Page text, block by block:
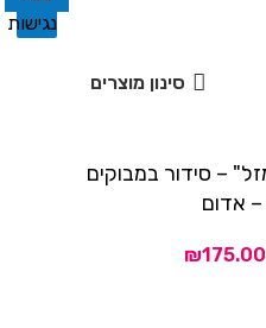
סינון מוצרים
– סידור במבוקים
– אדום
₪175.00